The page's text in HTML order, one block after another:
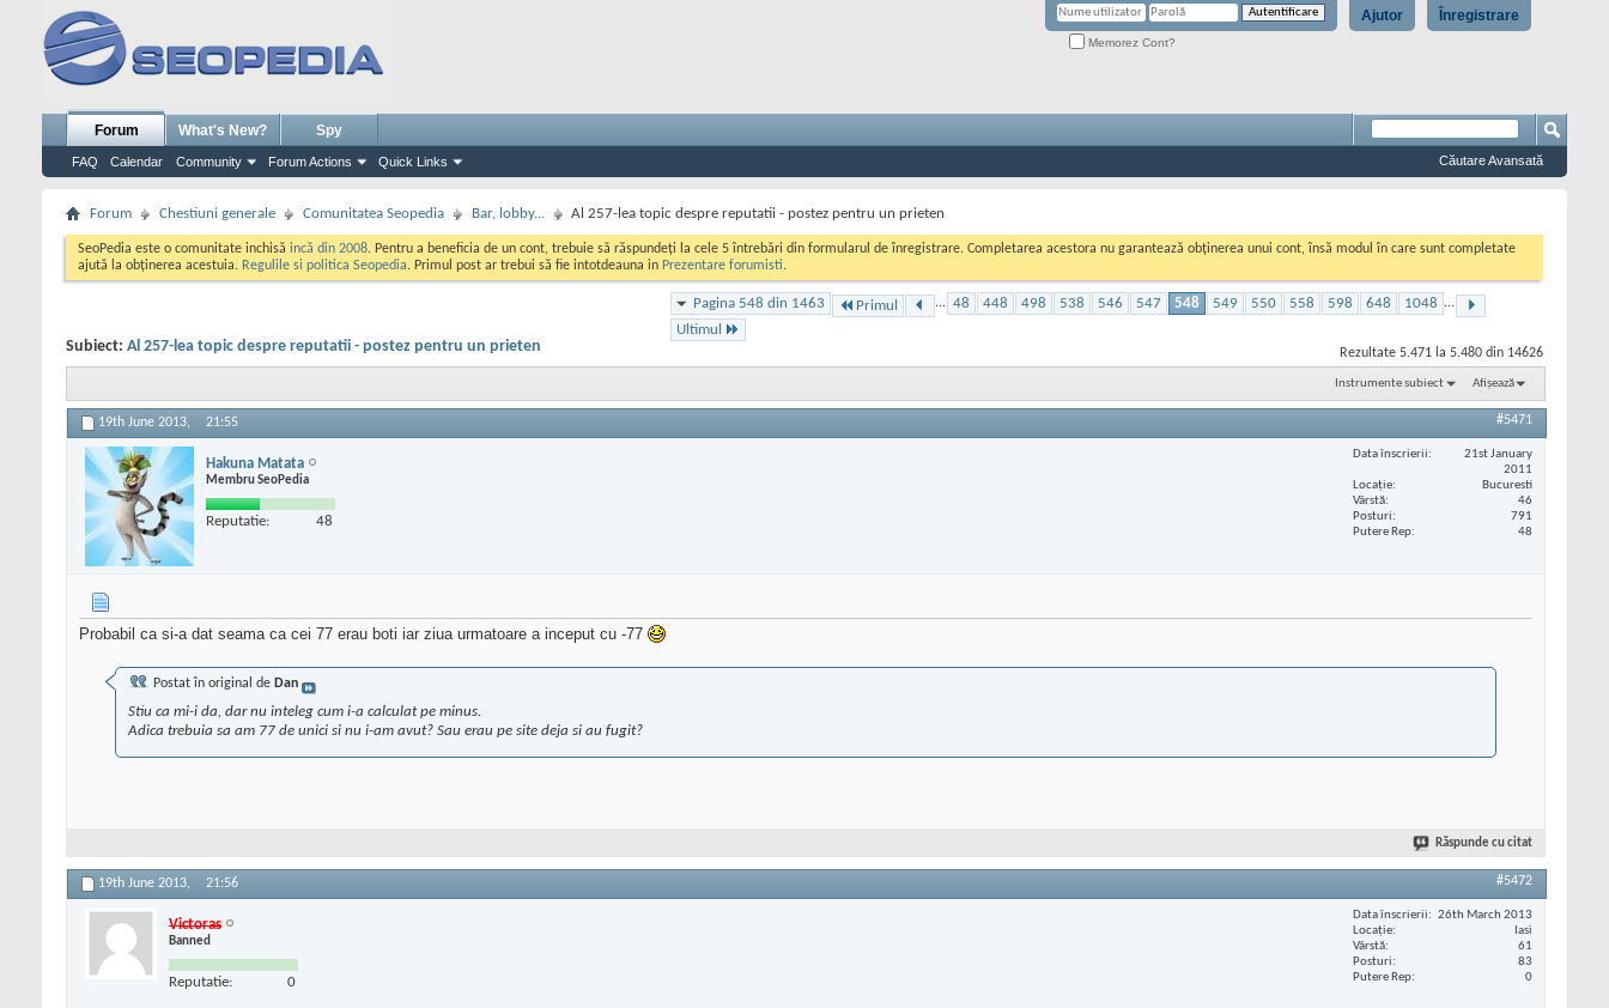
Înregistrare
Ajutor
Memorez Cont?
Forum
FAQ Calendar Community Forum Actions Quick Links
What's New? Spy
Căutare Avansată
Forum Chestiuni generale Comunitatea Seopedia Bar, lobby... Al 257-lea topic despre reputatii - postez pentru un prieten
SeoPedia este o comunitate inchisă incă din 2008. Pentru a beneficia de un cont, trebuie să răspundeți la cele 5 întrebări din formularul de înregistrare. Completarea acestora nu garantează obținerea unui cont, însă modul în care sunt completate
ajută la obținerea acestuia. Regulile si politica Seopedia. Primul post ar trebui să fie intotdeauna in Prezentare forumisti.
Pagina 548 din 1463 Primul ... 48 448 498 538 546 547 548 549 550 558 598 648 1048 ...
Ultimul
Rezultate 5.471 la 5.480 din 14626
Subiect: Al 257-lea topic despre reputatii - postez pentru un prieten
Instrumente subiect Afișează
19th June 2013, 21:55 #5471
Hakuna Matata
Membru SeoPedia
Reputatie: 48
Data înscrierii
21st January
2011
Locaţie
Bucuresti
Vârstă
46
Posturi
791
Putere Rep
48
Probabil ca si-a dat seama ca cei 77 erau boti iar ziua urmatoare a inceput cu -77
Postat în original de Dan
Stiu ca mi-i da, dar nu inteleg cum i-a calculat pe minus.
Adica trebuia sa am 77 de unici si nu i-am avut? Sau erau pe site deja si au fugit?
Răspunde cu citat
19th June 2013, 21:56 #5472
Victoras
Banned
Reputatie: 0
Data înscrierii
26th March 2013
Locaţie
Iasi
Vârstă
61
Posturi
83
Putere Rep
0